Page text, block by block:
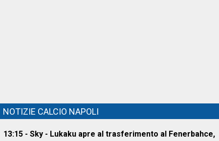
NOTIZIE CALCIO NAPOLI
13:15 - Sky - Lukaku apre al trasferimento al Fenerbahce,